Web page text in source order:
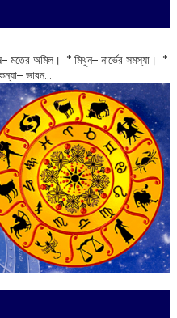
মতের অমিল। * মিথুন– নার্ভের সমস্যা। *
ভাবন...